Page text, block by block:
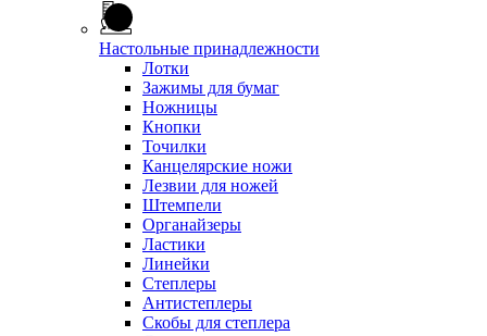
Настольные принадлежности
Лотки
Зажимы для бумаг
Ножницы
Кнопки
Точилки
Канцелярские ножи
Лезвии для ножей
Штемпели
Органайзеры
Ластики
Линейки
Степлеры
Антистеплеры
Скобы для степлера